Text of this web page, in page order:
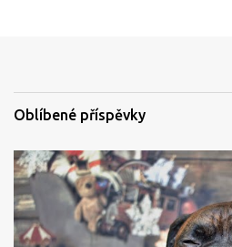
a
Oblíbené příspěvky